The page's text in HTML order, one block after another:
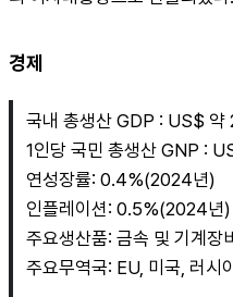
경제
국내 총생산 GDP : US$
1인당 국민 총생산 GNP :
연성장률: 0.4%(2024년)
인플레이션: 0.5%(2024년)
주요생산품: 금속 및 기계장
주요무역국: EU, 미국, 러시